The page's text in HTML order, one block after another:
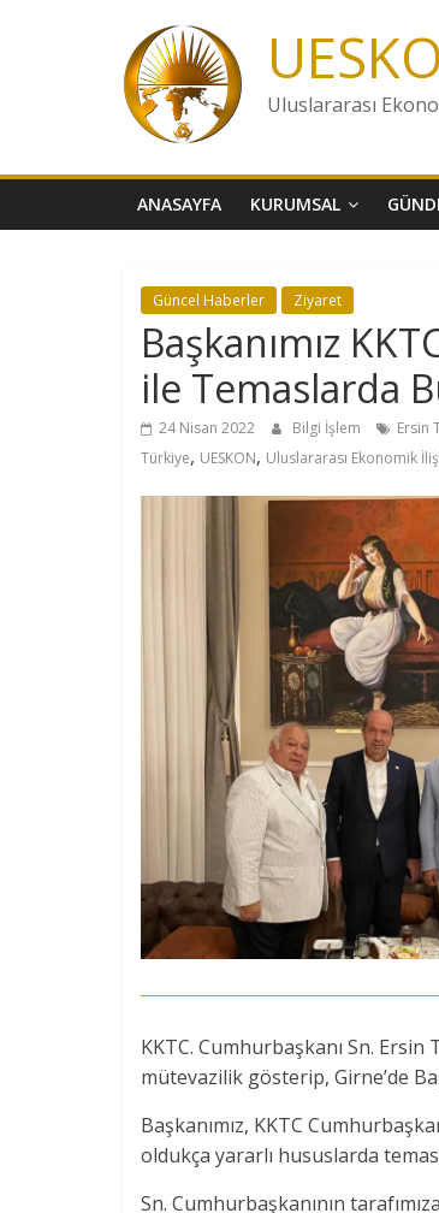
Uluslararası
ANASAYFA KURUMSAL
Güncel Haberler Ziyaret
Başkanımız
ile Temaslarda
24 Nisan 2022 Bilgi İşlem Ersin
Türkiye, UESKON, Uluslararası Ekonomik
KKTC. Cumhurbaşkanı Sn. Ersin
mütevazilik gösterip, Girne’de
Başkanımız, KKTC
oldukça yararlı hususlarda
Sn. Cumhurbaşkanının